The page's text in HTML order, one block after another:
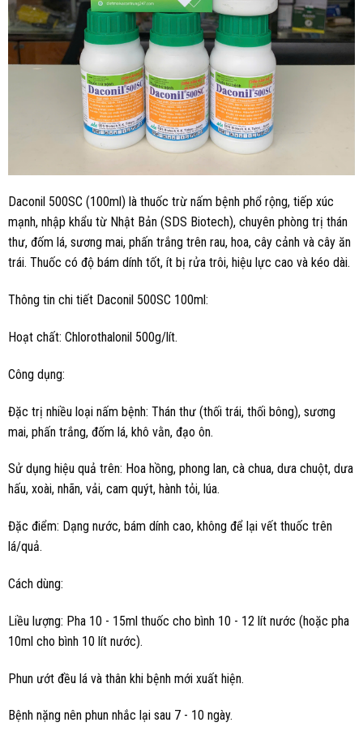
Daconil 500SC (100ml) là thuốc trừ nấm bệnh phổ rộng, tiếp xúc
mạnh, nhập khẩu từ Nhật Bản (SDS Biotech), chuyên phòng trị thán
thư, đốm lá, sương mai, phấn trắng trên rau, hoa, cây cảnh và cây ăn
trái. Thuốc có độ bám dính tốt, ít bị rửa trôi, hiệu lực cao và kéo dài.
Thông tin chi tiết Daconil 500SC 100ml:
Hoạt chất: Chlorothalonil 500g/lít.
Công dụng:
Đặc trị nhiều loại nấm bệnh: Thán thư (thối trái, thối bông), sương
mai, phấn trắng, đốm lá, khô vằn, đạo ôn.
Sử dụng hiệu quả trên: Hoa hồng, phong lan, cà chua, dưa chuột, dưa
hấu, xoài, nhãn, vải, cam quýt, hành tỏi, lúa.
Đặc điểm: Dạng nước, bám dính cao, không để lại vết thuốc trên
lá/quả.
Cách dùng:
Liều lượng: Pha 10 - 15ml thuốc cho bình 10 - 12 lít nước (hoặc pha
10ml cho bình 10 lít nước).
Phun ướt đều lá và thân khi bệnh mới xuất hiện.
Bệnh nặng nên phun nhắc lại sau 7 - 10 ngày.